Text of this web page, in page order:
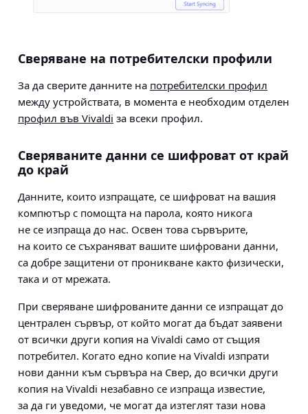
Сверяване на потребителски профили
За да сверите данните на потребителски профил
между устройствата, в момента е необходим отделен
профил във Vivaldi за всеки профил.
Сверяваните данни се шифроват от край
до край
Данните, които изпращате, се шифроват на вашия
компютър с помощта на парола, която никога
не се изпраща до нас. Освен това сървърите,
на които се съхраняват вашите шифровани данни,
са добре защитени от проникване както физически,
така и от мрежата.
При сверяване шифрованите данни се изпращат до
централен сървър, от който могат да бъдат заявени
от всички други копия на Vivaldi само от същия
потребител. Когато едно копие на Vivaldi изпрати
нови данни към сървъра на Свер, до всички други
копия на Vivaldi незабавно се изпраща известие,
за да ги уведоми, че могат да изтеглят тази нова